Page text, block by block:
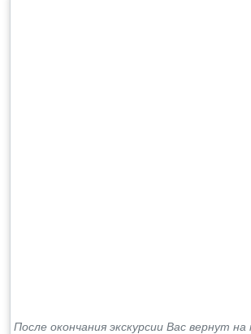
После окончания экскурсии Вас вернут